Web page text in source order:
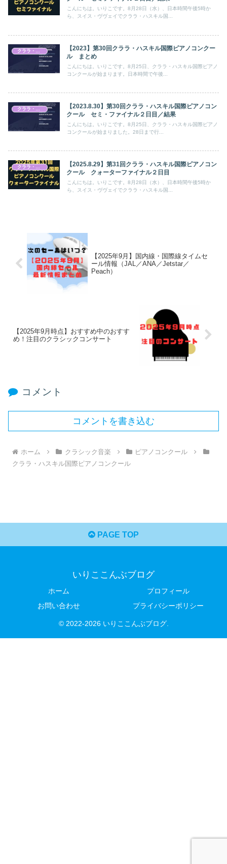
こんにちは。いりこです。8月28日（水）、日本時間午後5時か
ら、スイス・ヴヴェイでクララ・ハスキル国...
クララ・ハスキル国際ピアノコンクール
【2023】第30回クララ・ハスキル国際ピアノコンクー
ル まとめ
こんにちは。いりこです。8月25日、クララ・ハスキル国際ピアノ
コンクールが始まります。日本時間で午後...
クララ・ハスキル国際ピアノコンクール
【2023.8.30】第30回クララ・ハスキル国際ピアノコン
クール セミ・ファイナル２日目／結果
こんにちは。いりこです。8月25日、クララ・ハスキル国際ピアノ
コンクールが始まりました。28日まで行...
クララ・ハスキル国際ピアノコンクール
【2025.8.29】第31回クララ・ハスキル国際ピアノコン
クール クォーターファイナル２日目
こんにちは。いりこです。8月28日（水）、日本時間午後5時か
ら、スイス・ヴヴェイでクララ・ハスキル国...
【2025年9月】国内線・国際線タイムセ
ール情報（JAL／ANA／Jetstar／
Peach）
【2025年9月時点】おすすめ中のおすす
め！注目のクラシックコンサート
コメント
コメントを書き込む
ホーム クラシック音楽
ピアノコンクール
クララ・ハスキル国際ピアノコンクール
PAGE TOP
いりここんぶブログ
ホーム
プロフィール
お問い合わせ
プライバシーポリシー
© 2022-2026 いりここんぶブログ.